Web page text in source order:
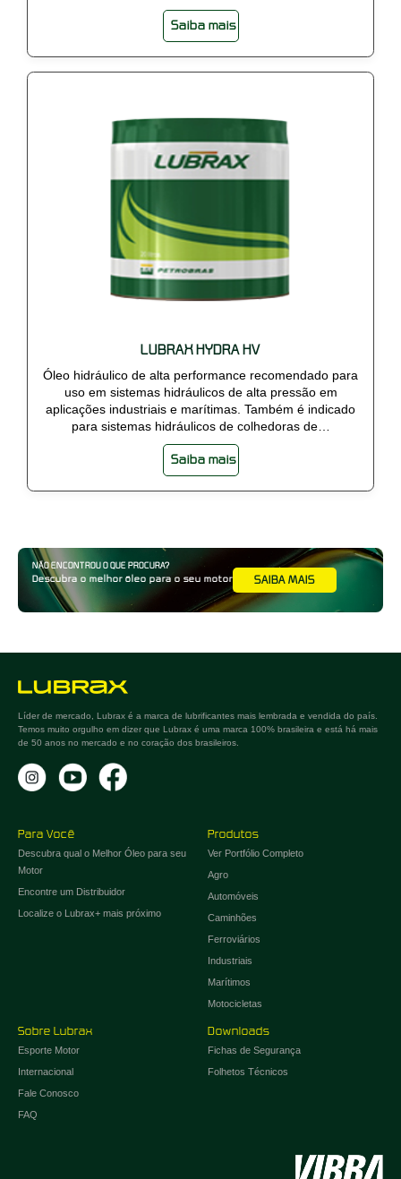
Saiba mais
LUBRAX HYDRA HV
Óleo hidráulico de alta performance recomendado para
uso em sistemas hidráulicos de alta pressão em
aplicações industriais e marítimas. Também é indicado
para sistemas hidráulicos de colhedoras de…
Saiba mais
NÃO ENCONTROU O QUE PROCURA?
Descubra o melhor óleo para o seu motor SAIBA MAIS
Líder de mercado, Lubrax é a marca de lubrificantes mais lembrada e vendida do país.
Temos muito orgulho em dizer que Lubrax é uma marca 100% brasileira e está há mais
de 50 anos no mercado e no coração dos brasileiros.
Para Você
Descubra qual o Melhor Óleo para seu
Motor
Encontre um Distribuidor
Localize o Lubrax+ mais próximo
Produtos
Ver Portfólio Completo
Agro
Automóveis
Caminhões
Ferroviários
Industriais
Marítimos
Motocicletas
Sobre Lubrax
Esporte Motor
Internacional
Fale Conosco
FAQ
Downloads
Fichas de Segurança
Folhetos Técnicos